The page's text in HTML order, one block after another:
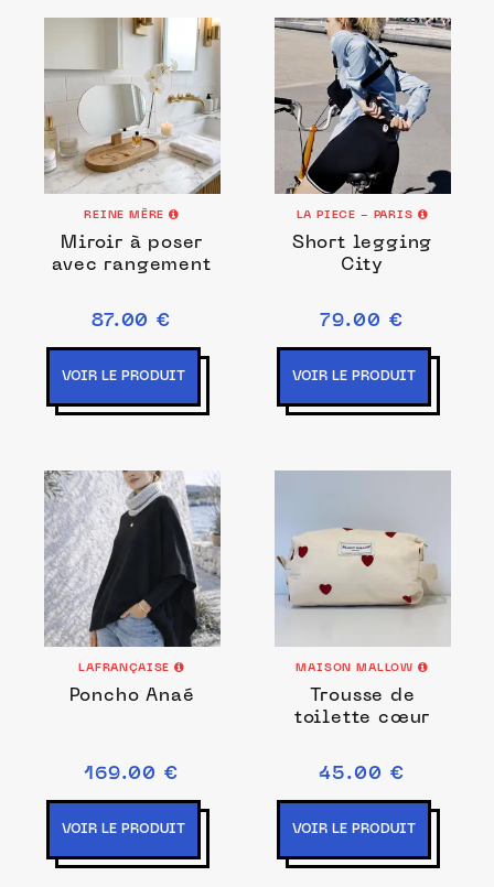
REINE MÈRE
Miroir à poser
avec rangement
87.00 €
VOIR LE PRODUIT
LA PIECE - PARIS
Short legging
City
79.00 €
VOIR LE PRODUIT
LAFRANÇAISE
Poncho Anaé
169.00 €
VOIR LE PRODUIT
MAISON MALLOW
Trousse de
toilette cœur
45.00 €
VOIR LE PRODUIT